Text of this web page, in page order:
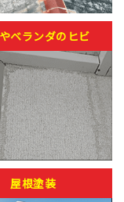
ベランダのヒビ
屋根塗装